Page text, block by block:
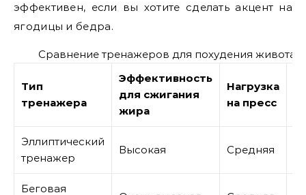
эффективен, если вы хотите сделать акцент на
ягодицы и бедра.
Сравнение тренажеров для похудения живота
Тип
тренажера
Эффективность
для сжигания
жира
Нагрузка
на пресс
Эллиптический
тренажер
Высокая Средняя
Беговая